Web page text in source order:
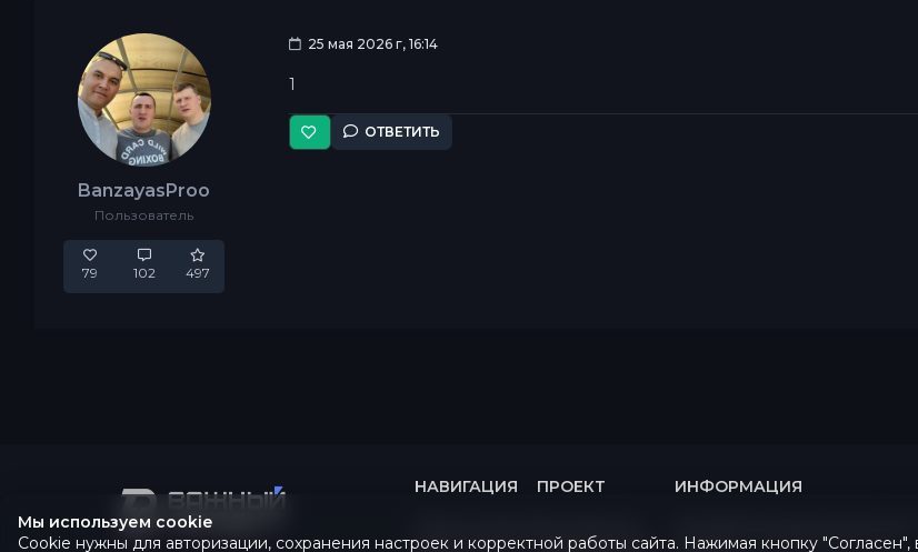
BanzayasProo
Пользователь
79 102 497
25 мая 2026 г, 16:14
1
ОТВЕТИТЬ
НАВИГАЦИЯ
Новости проекта
ПРОЕКТ
Администраторы
ИНФОРМАЦИЯ
Политика конфиденциальности
Мы используем cookie
Cookie нужны для авторизации, сохранения настроек и корректной работы сайта. Нажимая кнопку